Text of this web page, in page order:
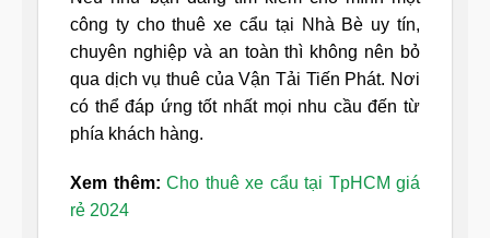
công ty cho thuê xe cẩu tại Nhà Bè uy tín,
chuyên nghiệp và an toàn thì không nên bỏ
qua dịch vụ thuê của Vận Tải Tiến Phát. Nơi
có thể đáp ứng tốt nhất mọi nhu cầu đến từ
phía khách hàng.
Xem thêm: Cho thuê xe cẩu tại TpHCM giá
rẻ 2024